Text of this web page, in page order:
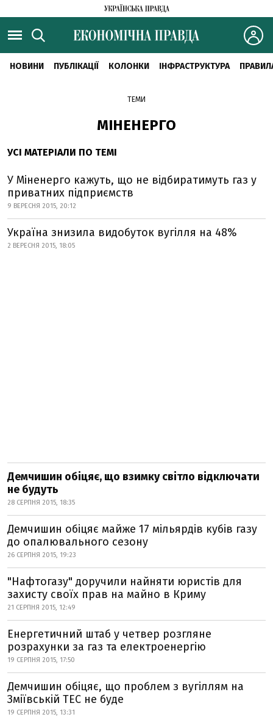
НОВИНИ ПУБЛІКАЦІЇ КОЛОНКИ ІНФРАСТРУКТУРА
ТЕМИ
МІНЕНЕРГО
УСІ МАТЕРІАЛИ ПО ТЕМІ
У Міненерго кажуть, що не відбиратимуть газ у
приватних підприємств
9 ВЕРЕСНЯ 2015, 20:12
Україна знизила видобуток вугілля на 48%
2 ВЕРЕСНЯ 2015, 18:05
Демчишин обіцяє, що взимку світло відключати
не будуть
28 СЕРПНЯ 2015, 18:35
Демчишин обіцяє майже 17 мільярдів кубів газу
до опалювального сезону
26 СЕРПНЯ 2015, 19:23
"Нафтогазу" доручили найняти юристів для
захисту своїх прав на майно в Криму
21 СЕРПНЯ 2015, 12:49
Енергетичний штаб у четвер розгляне
розрахунки за газ та електроенергію
19 СЕРПНЯ 2015, 17:50
Демчишин обіцяє, що проблем з вугіллям на
Зміївській ТЕС не буде
19 СЕРПНЯ 2015, 13:31